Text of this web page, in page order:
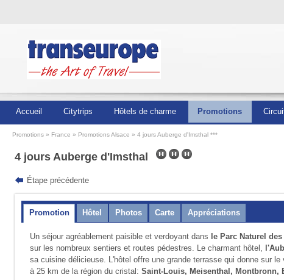
Accueil Citytrips Hôtels de charme Promotions
Promotions France Promotions Alsace 4 jours Auberge d'Imsthal ***
4 jours Auberge d'Imsthal
Étape précédente
Promotion Hôtel Photos Carte Appréciations
Un séjour agréablement paisible et verdoyant dans le Parc Naturel
sur les nombreux sentiers et routes pédestres. Le charmant hôtel,
sa cuisine délicieuse. L'hôtel offre une grande terrasse qui donne sur
à 25 km de la région du cristal:Saint-Louis, Meisenthal, Montbronn,